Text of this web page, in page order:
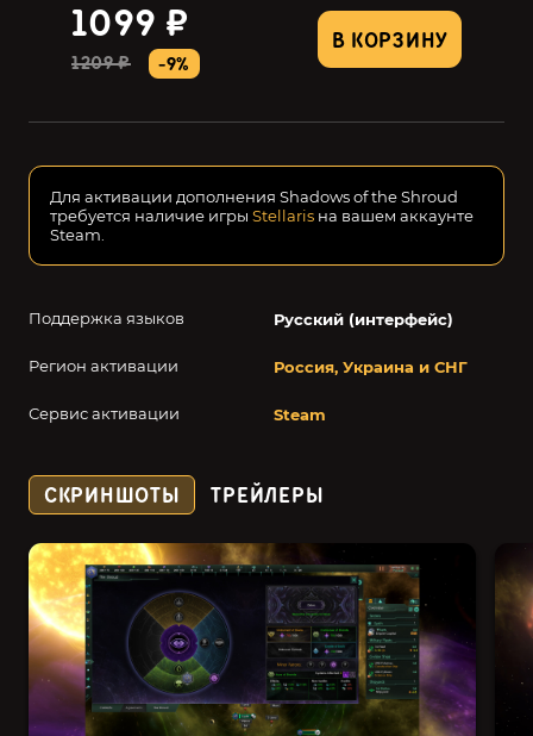
В КОРЗИНУ
1099 ₽
1209 ₽ -9%
Поддержка языков Русский (интерфейс)
Регион активации Россия, Украина и СНГ
Сервис активации Steam
Для активации дополнения Shadows of the Shroud
требуется наличие игры Stellaris на вашем аккаунте
Steam.
СКРИНШОТЫ ТРЕЙЛЕРЫ